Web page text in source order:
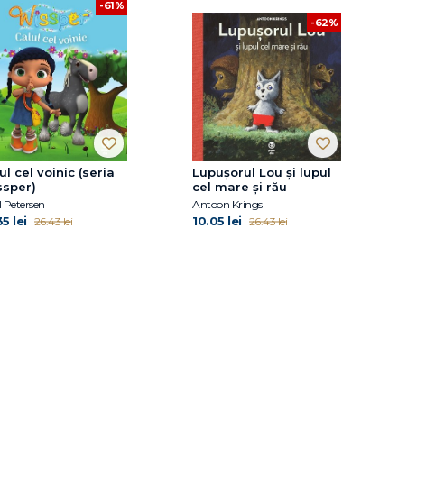
-61%
cel voinic (seria
Petersen
lei 26.43 lei
-62%
Lupușorul Lou și lupul
cel mare și rău
Antoon Krings
10.05 lei 26.43 lei